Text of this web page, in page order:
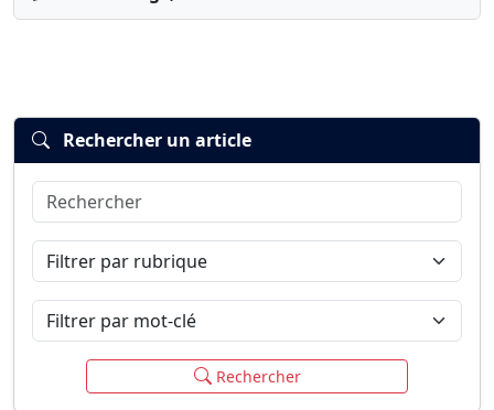
Connexion
Rechercher un article
Rechercher
Filtrer par rubrique
Filtrer par mot-clé
Rechercher